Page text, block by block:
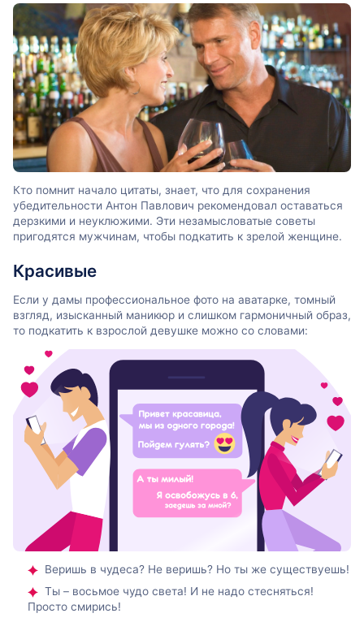
Кто помнит начало цитаты, знает, что для сохранения
убедительности Антон Павлович рекомендовал оставаться
дерзкими и неуклюжими. Эти незамысловатые советы
пригодятся мужчинам, чтобы подкатить к зрелой женщине.
Красивые
Если у дамы профессиональное фото на аватарке, томный
взгляд, изысканный маникюр и слишком гармоничный образ,
то подкатить к взрослой девушке можно со словами:
Веришь в чудеса? Не веришь? Но ты же существуешь!
Ты – восьмое чудо света! И не надо стесняться!
Просто смирись!